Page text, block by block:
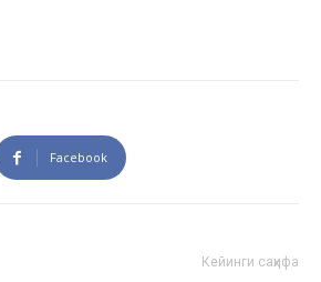
Facebook
Кейинги саҳифа